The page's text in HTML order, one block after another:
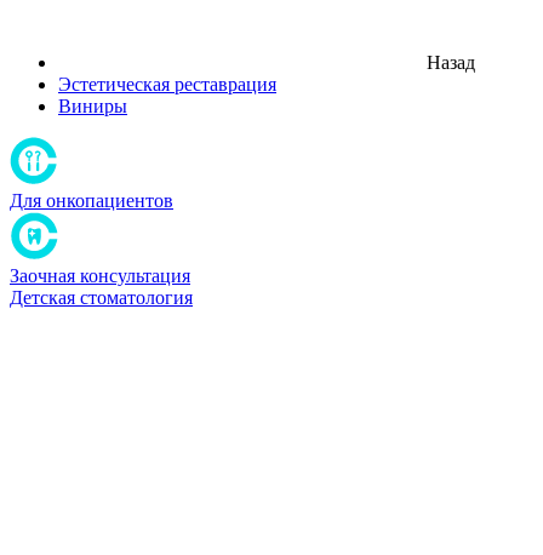
Назад
Эстетическая реставрация
Виниры
Для онкопациентов
Заочная консультация
Детская стоматология